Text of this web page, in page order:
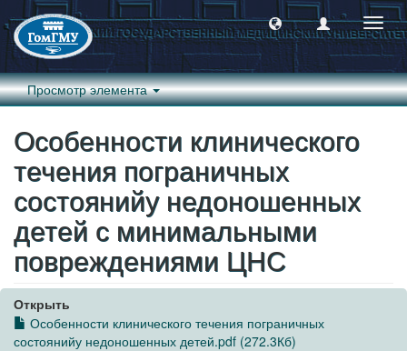
Просмотр элемента
Особенности клинического
течения пограничных
состоянийу недоношенных
детей с минимальными
повреждениями ЦНС
Открыть
Особенности клинического течения пограничных
состоянийу недоношенных детей.pdf (272.3Кб)